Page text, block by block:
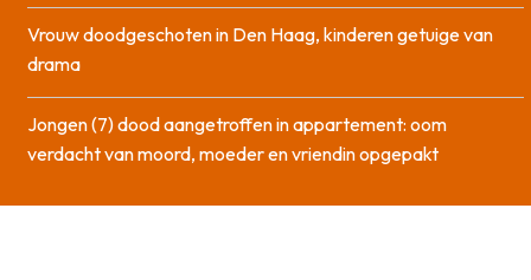
Vrouw doodgeschoten in Den Haag, kinderen getuige van
drama
Jongen (7) dood aangetroffen in appartement: oom
verdacht van moord, moeder en vriendin opgepakt